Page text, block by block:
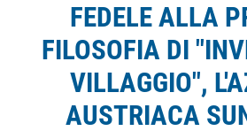
FEDELE ALLA
FILOSOFIA DI
VILLAGGIO",
AUSTRIACA